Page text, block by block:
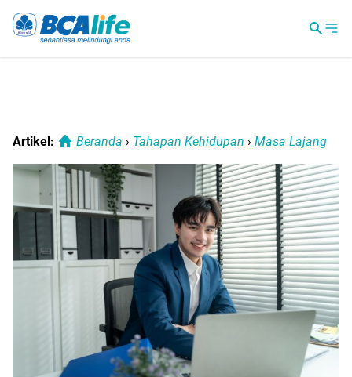
Artikel: Beranda › Tahapan Kehidupan › Masa Lajang